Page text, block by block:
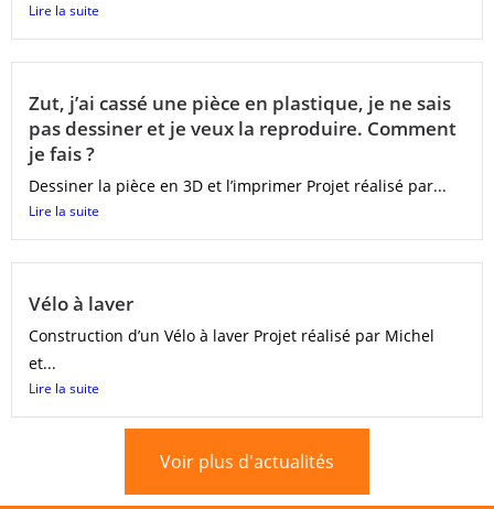
Lire la suite
Zut, j’ai cassé une pièce en plastique, je ne sais
pas dessiner et je veux la reproduire. Comment
je fais ?
Dessiner la pièce en 3D et l’imprimer Projet réalisé par...
Lire la suite
Vélo à laver
Construction d’un Vélo à laver Projet réalisé par Michel
et...
Lire la suite
Voir plus d'actualités